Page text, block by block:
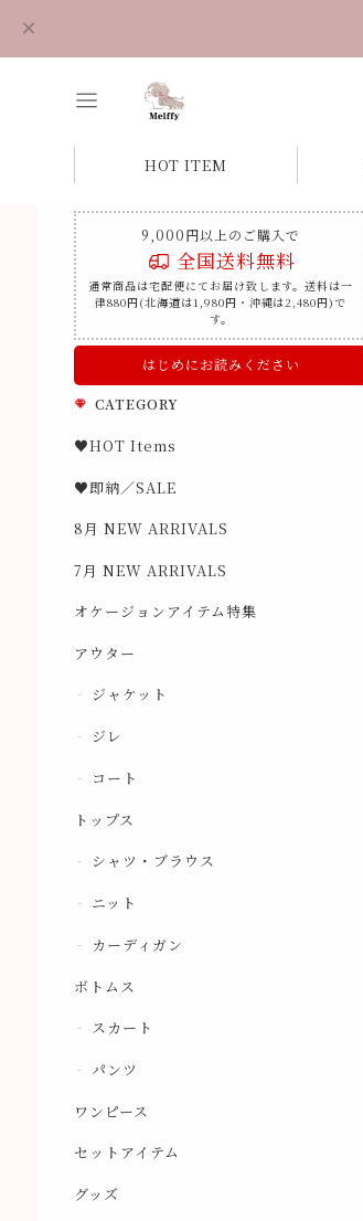
HOT ITEM
9,000円以上のご購入で
全国送料無料
通常商品は宅配便にてお届け致します。送料は一
律880円(北海道は1,980円・沖縄は2,480円)で
す。
はじめにお読みください
CATEGORY
♥HOT Items
♥即納／SALE
8月 NEW ARRIVALS
7月 NEW ARRIVALS
オケージョンアイテム特集
アウター
ジャケット
ジレ
コート
トップス
シャツ・ブラウス
ニット
カーディガン
ボトムス
スカート
パンツ
ワンピース
セットアイテム
グッズ